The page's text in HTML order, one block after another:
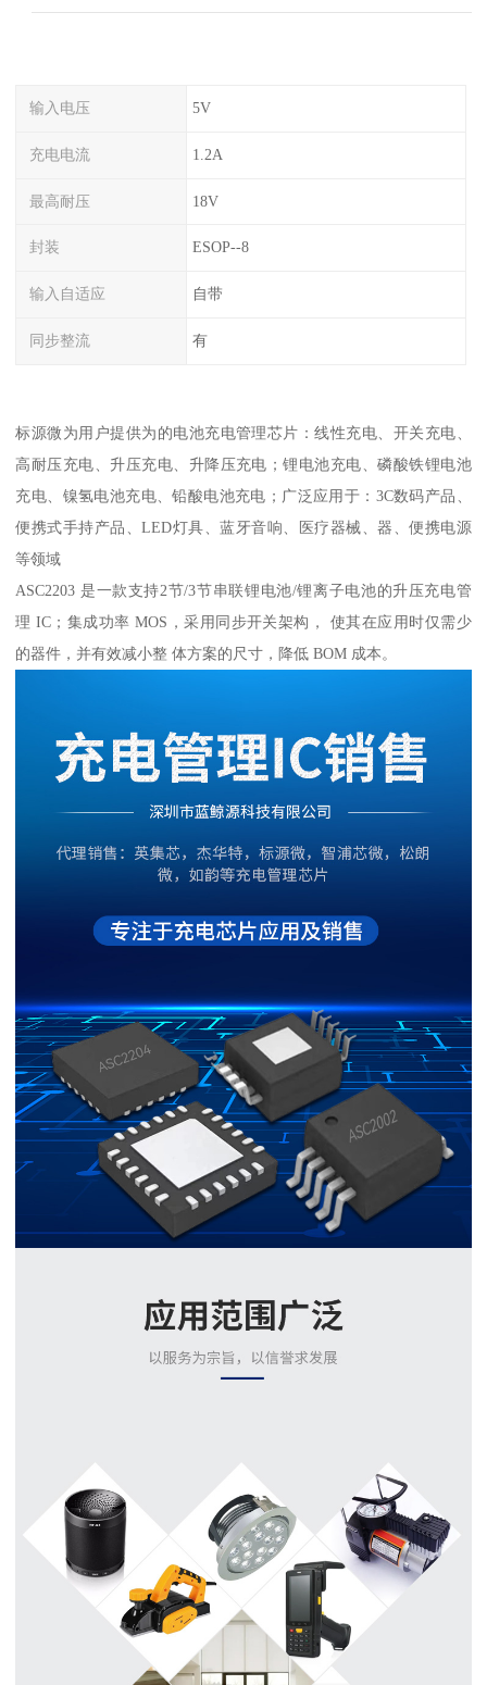
输入电压 5V
充电电流 1.2A
最高耐压 18V
封装 ESOP--8
输入自适应 自带
同步整流 有
标源微为用户提供为的电池充电管理芯片：线性充电、开关充电、
高耐压充电、升压充电、升降压充电；锂电池充电、磷酸铁锂电池
充电、镍氢电池充电、铅酸电池充电；广泛应用于：3C数码产品、
便携式手持产品、LED灯具、蓝牙音响、医疗器械、器、便携电源
等领域
ASC2203 是一款支持2节/3节串联锂电池/锂离子电池的升压充电管
理 IC；集成功率 MOS，采用同步开关架构， 使其在应用时仅需少
的器件，并有效减小整 体方案的尺寸，降低 BOM 成本。